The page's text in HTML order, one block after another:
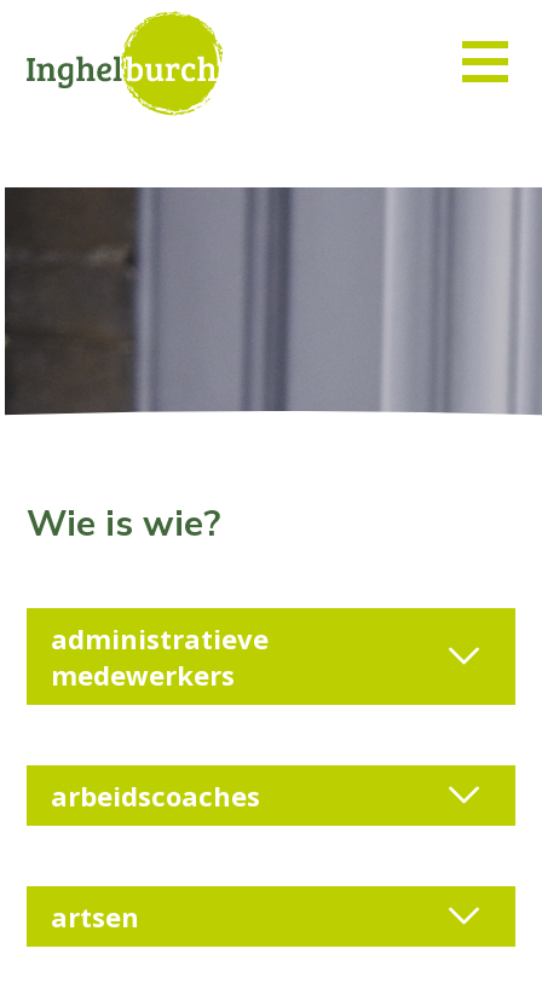
Wie is wie?
administratieve
medewerkers
arbeidscoaches
artsen